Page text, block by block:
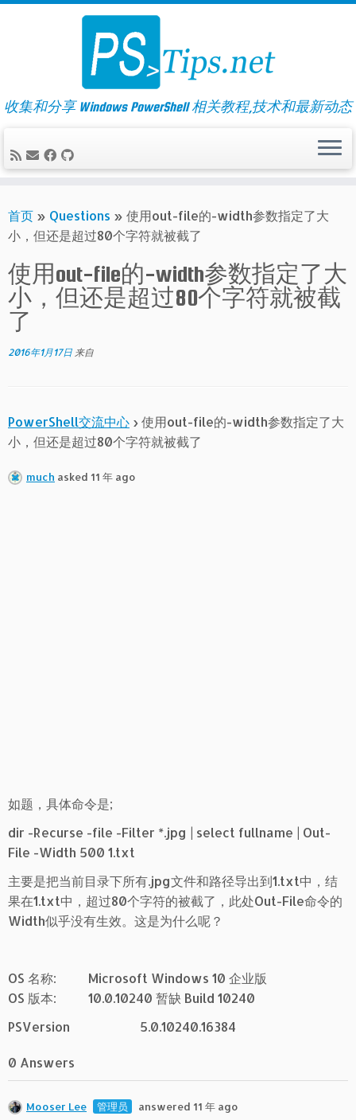
Skip
收集和分享 Windows PowerShell 相关教程,技术和最新动态
首页 » Questions » 使用out-file的-width参数指定了大
小，但还是超过80个字符就被截了
使用out-file的-width参数指定了大
小，但还是超过80个字符就被截
了
2016年1月17日 来自
PowerShell交流中心 › 使用out-file的-width参数指定了大
小，但还是超过80个字符就被截了
much asked 11 年 ago
如题，具体命令是;
dir -Recurse -file -Filter *.jpg | select fullname | Out-
File -Width 500 1.txt
主要是把当前目录下所有.jpg文件和路径导出到1.txt中，结
果在1.txt中，超过80个字符的被截了，此处Out-File命令的
Width似乎没有生效。这是为什么呢？
OS 名称: Microsoft Windows 10 企业版
OS 版本: 10.0.10240 暂缺 Build 10240
PSVersion 5.0.10240.16384
0 Answers
Mooser Lee 管理员 answered 11 年 ago